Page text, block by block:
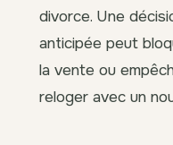
divorce. Une
anticipée peut
la vente ou
reloger avec un